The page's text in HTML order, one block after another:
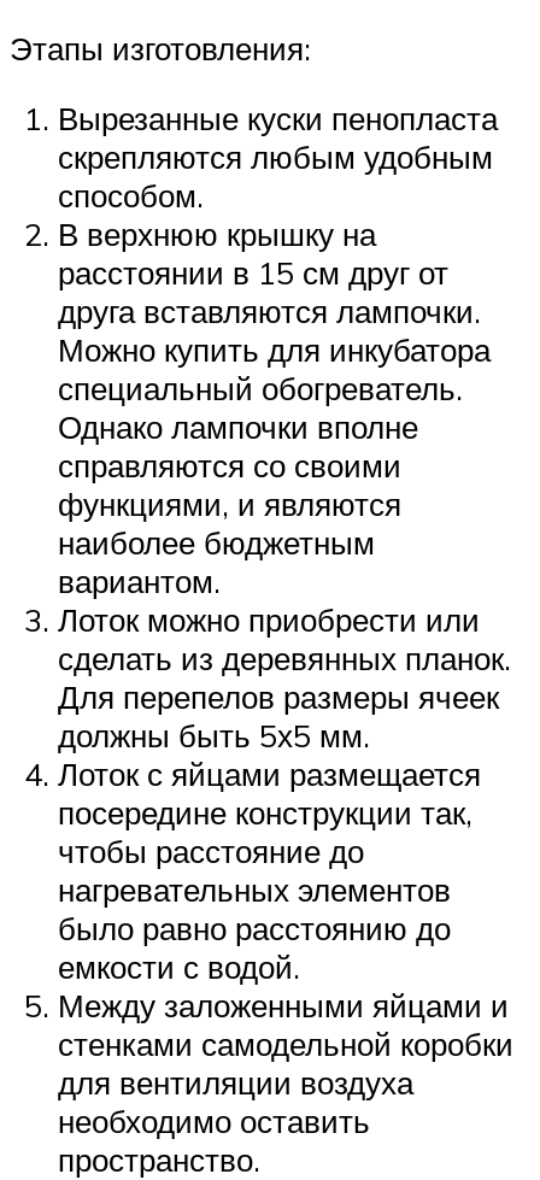
Этапы изготовления:
Вырезанные куски пенопласта
скрепляются любым удобным
способом.
В верхнюю крышку на
расстоянии в 15 см друг от
друга вставляются лампочки.
Можно купить для инкубатора
специальный обогреватель.
Однако лампочки вполне
справляются со своими
функциями, и являются
наиболее бюджетным
вариантом.
Лоток можно приобрести или
сделать из деревянных планок.
Для перепелов размеры ячеек
должны быть 5х5 мм.
Лоток с яйцами размещается
посередине конструкции так,
чтобы расстояние до
нагревательных элементов
было равно расстоянию до
емкости с водой.
Между заложенными яйцами и
стенками самодельной коробки
для вентиляции воздуха
необходимо оставить
пространство.